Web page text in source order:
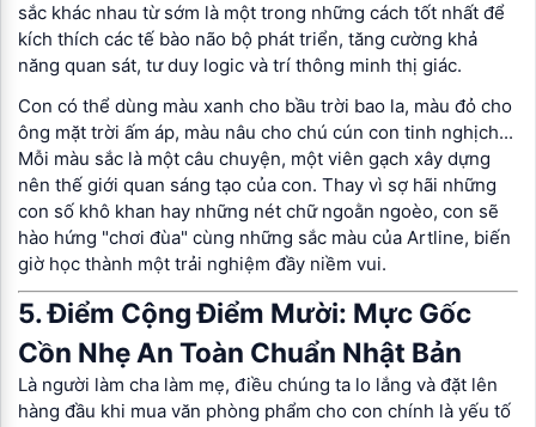
sắc khác nhau từ sớm là một trong những cách tốt nhất để
kích thích các tế bào não bộ phát triển, tăng cường khả
năng quan sát, tư duy logic và trí thông minh thị giác.
Con có thể dùng màu xanh cho bầu trời bao la, màu đỏ cho
ông mặt trời ấm áp, màu nâu cho chú cún con tinh nghịch...
Mỗi màu sắc là một câu chuyện, một viên gạch xây dựng
nên thế giới quan sáng tạo của con. Thay vì sợ hãi những
con số khô khan hay những nét chữ ngoằn ngoèo, con sẽ
hào hứng "chơi đùa" cùng những sắc màu của Artline, biến
giờ học thành một trải nghiệm đầy niềm vui.
5. Điểm Cộng Điểm Mười: Mực Gốc
Cồn Nhẹ An Toàn Chuẩn Nhật Bản
Là người làm cha làm mẹ, điều chúng ta lo lắng và đặt lên
hàng đầu khi mua văn phòng phẩm cho con chính là yếu tố